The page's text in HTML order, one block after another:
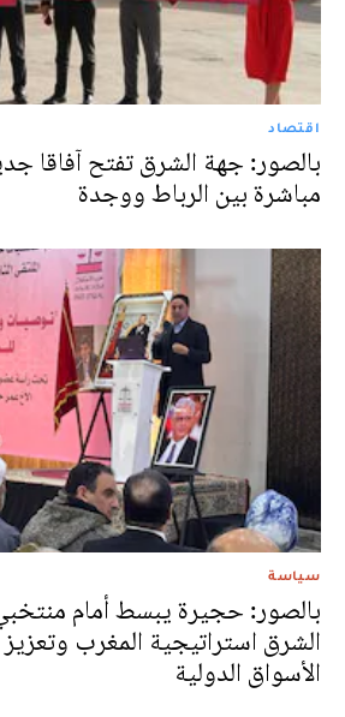
اقتصاد
بالصور: جهة الشرق تفتح آفاقا
مباشرة بين الرباط ووجدة
سياسة
بالصور: حجيرة يبسط أمام
الشرق استراتيجية المغرب
الأسواق الدولية